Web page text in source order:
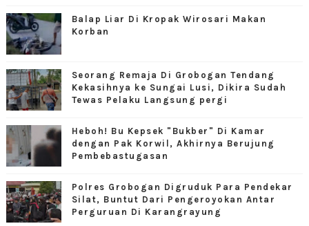
Balap Liar Di Kropak Wirosari Makan
Korban
Seorang Remaja Di Grobogan Tendang
Kekasihnya ke Sungai Lusi, Dikira Sudah
Tewas Pelaku Langsung pergi
Heboh! Bu Kepsek "Bukber" Di Kamar
dengan Pak Korwil, Akhirnya Berujung
Pembebastugasan
Polres Grobogan Digruduk Para Pendekar
Silat, Buntut Dari Pengeroyokan Antar
Perguruan Di Karangrayung